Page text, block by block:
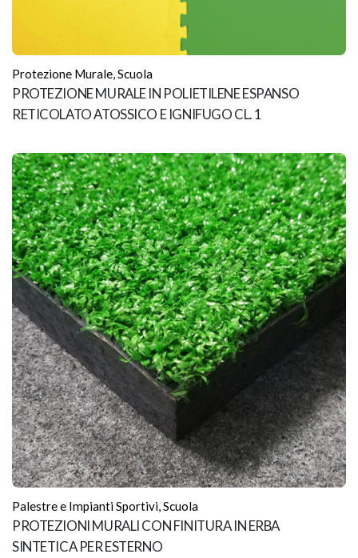
Protezione Murale,Scuola
PROTEZIONE MURALE IN POLIETILENE ESPANSO
RETICOLATO ATOSSICO E IGNIFUGO CL. 1
Palestre e Impianti Sportivi,Scuola
PROTEZIONI MURALI CON FINITURA IN ERBA
SINTETICA PER ESTERNO